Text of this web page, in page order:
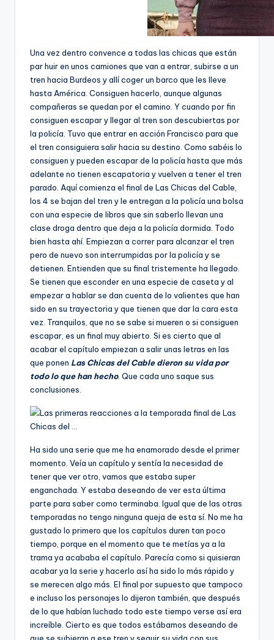
Una vez dentro convence a todas las chicas que están
par huir en unos camiones que van a entrar, subirse a un
tren hacia Burdeos y allí coger un barco que les lleve
hasta América. Consiguen hacerlo, aunque algunas
compañeras se quedan por el camino. Y cuando por fin
consiguen escapar y llegar al tren son descubiertas por
la policía. Tuvo que entrar en acción Francisco para que
el tren consiguiera salir hacia su destino. Como sabéis lo
consiguen y pueden escapar de la policía hasta que más
adelante no tienen escapatoria y vuelven a tener el tren
parado. Aquí comienza el final de Las Chicas del Cable,
los 4 se bajan del tren y le entregan a la policía una bolsa
con una especie de libros que sin saberlo llevan una
clase droga dentro que deja a la policía dormida. Todo
bien hasta ahí. Empiezan a correr para alcanzar el tren
pero de nuevo son interrumpidas por la policía y se
detienen. Entienden que su final tristemente ha llegado.
Se tienen que esconder en una especie de caseta y al
empezar a hablar se dan cuenta de lo valientes que han
sido en su trayectoria y que tienen que dar la cara esta
vez. Tranquilos, que no se sabe si mueren o si consiguen
escapar, es un final muy abierto. Si es cierto que al
acabar el capítulo empiezan a salir unas letras en las
que ponen Las Chicas del Cable dieron su vida por
todo lo que han hecho. Que cada uno saque sus
conclusiones.
Ha sido una serie que me ha enamorado desde el primer
momento. Veía un capítulo y sentía la necesidad de
tener que ver otro, vamos que estaba super
enganchada. Y estaba deseando de ver esta última
parte para saber como terminaba. Igual que de las otras
temporadas no tengo ninguna queja de esta sí. No me ha
gustado lo primero que los capítulos duren tan poco
tiempo, porque en el momento que te metías ya a la
trama ya acababa el capítulo. Parecía como si quisieran
acabar ya la serie y hacerlo así ha sido lo más rápido y
se merecen algo más. El final por supuesto que tampoco
e incluso los personajes lo dijeron también, que después
de lo que habían luchado todo este tiempo verse así era
increíble. Cierto es que todos estábamos deseando de